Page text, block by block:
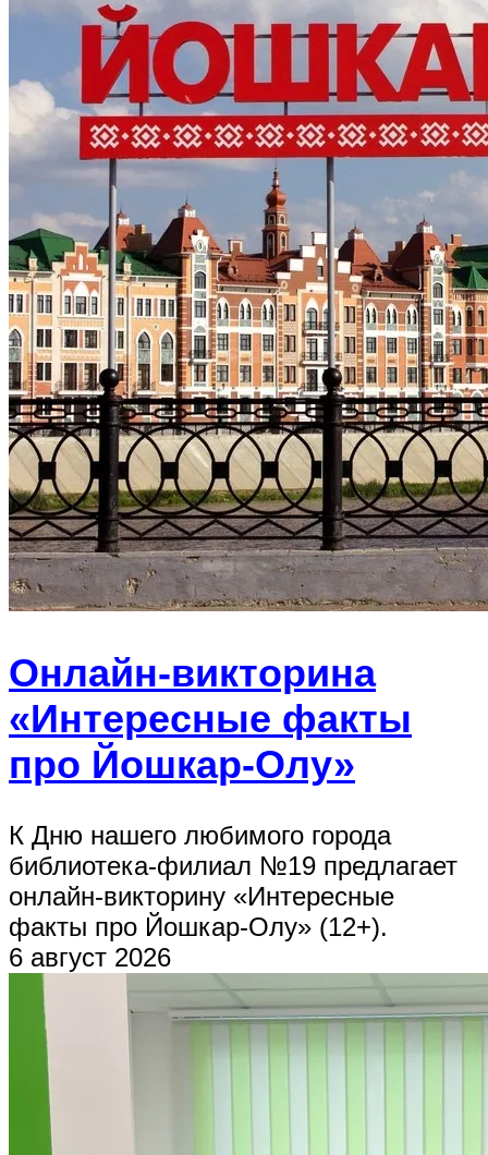
Онлайн-викторина
«Интересные факты
про Йошкар-Олу»
К Дню нашего любимого города
библиотека-филиал №19 предлагает
онлайн-викторину «Интересные
факты про Йошкар-Олу» (12+).
6 август 2026